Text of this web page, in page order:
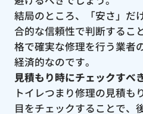
結局のところ、「安さ」だ
合的な信頼性で判断するこ
格で確実な修理を行う業者
経済的なのです。
見積もり時にチェックすべ
トイレつまり修理の見積も
目をチェックすることで、